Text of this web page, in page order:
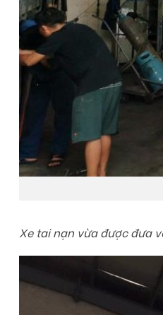
Xe tai nạn vừa được đưa